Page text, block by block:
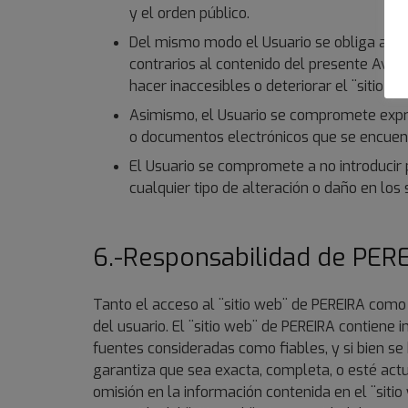
y el orden público.
Del mismo modo el Usuario se obliga a
contrarios al contenido del presente
hacer inaccesibles o deteriorar el ¨sitio
Asimismo, el Usuario se compromete
o documentos electrónicos que se
El Usuario se compromete a no
cualquier tipo de alteración o daño en los
6.-Responsabilidad de
Tanto el acceso al ¨sitio web¨ de PEREIRA
del usuario. El ¨sitio web¨ de PEREIRA
fuentes consideradas como fiables, y si bien
garantiza que sea exacta, completa, o esté
omisión en la información contenida en el